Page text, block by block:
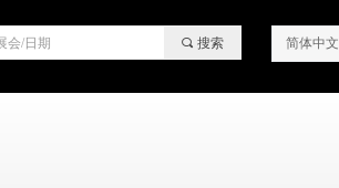
끠 搜索 简体中文